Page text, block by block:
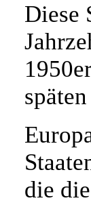
Diese
die